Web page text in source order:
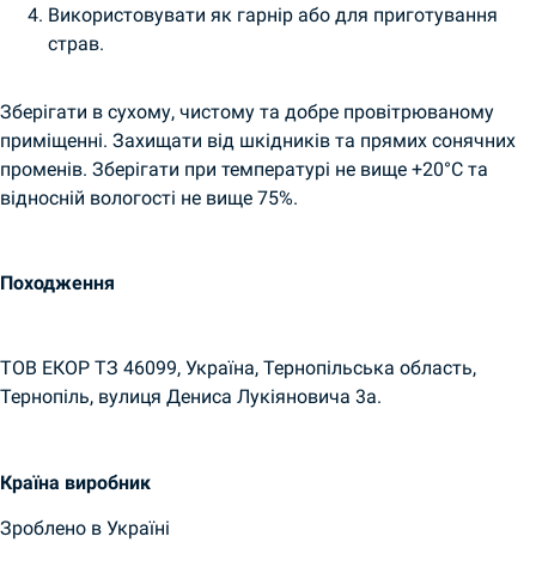
Використовувати як гарнір або для приготування
страв.
Зберігати в сухому, чистому та добре провітрюваному
приміщенні. Захищати від шкідників та прямих сонячних
променів. Зберігати при температурі не вище +20°C та
відносній вологості не вище 75%.
Походження
ТОВ ЕКОР ТЗ 46099, Україна, Тернопільська область,
Тернопіль, вулиця Дениса Лукіяновича 3а.
Країна виробник
Зроблено в Україні